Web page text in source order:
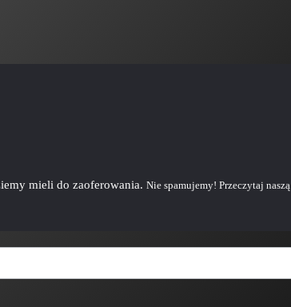
mieli do zaoferowania. Nie spamujemy! Przeczytaj naszą